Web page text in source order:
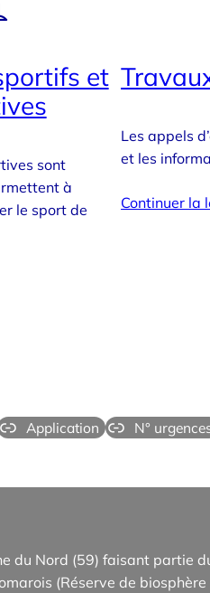
et
sont
à
le sport de
Les appels
et les
Continuer la
Application N°
du Nord (59) faisant partie
(Réserve de